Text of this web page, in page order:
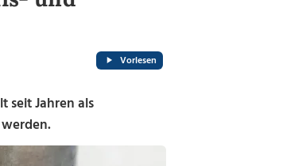
Vorlesen
seit Jahren als